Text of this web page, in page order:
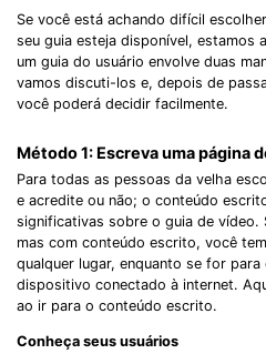
Se você está achando difícil
seu guia esteja disponível, estamos
um guia do usuário envolve duas
vamos discuti-los e, depois de
você poderá decidir facilmente.
Método 1: Escreva uma página
Para todas as pessoas da velha
e acredite ou não; o conteúdo
significativas sobre o guia de vídeo.
mas com conteúdo escrito, você
qualquer lugar, enquanto se for
dispositivo conectado à internet.
ao ir para o conteúdo escrito.
Conheça seus usuários